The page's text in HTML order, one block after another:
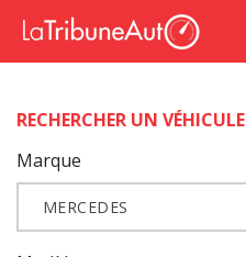
RECHERCHER UN VÉHICULE
Marque
MERCEDES